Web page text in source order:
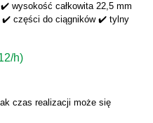
wysokość całkowita 22,5 mm
części do ciągników ✔️ tylny
h)
czas realizacji może się